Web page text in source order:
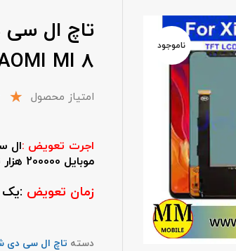
ناموجود
تاچ ال
MI 8
امتیاز محصول ☆
اجرت تعویض :ال
موبایل 200000 هزار تومان
زمان تعویض
دسته تاچ ال سی دی